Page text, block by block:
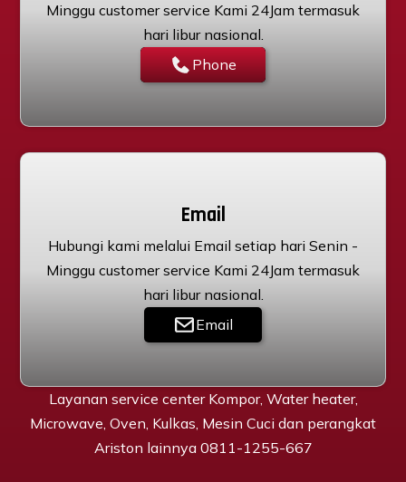
Minggu customer service Kami 24Jam termasuk
hari libur nasional.
Phone
Email
Hubungi kami melalui Email setiap hari Senin -
Minggu customer service Kami 24Jam termasuk
hari libur nasional.
Email
Layanan service center Kompor, Water heater,
Microwave, Oven, Kulkas, Mesin Cuci dan perangkat
Ariston lainnya 0811-1255-667